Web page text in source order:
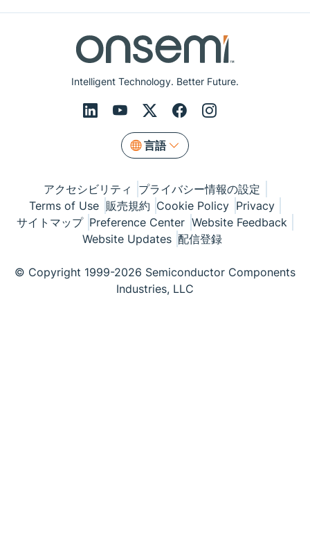
Intelligent Technology. Better Future.
言語
アクセシビリティ
プライバシー情報の設定
Terms of Use 販売規約 Cookie Policy Privacy
サイトマップ Preference Center Website Feedback
Website Updates 配信登録
© Copyright 1999-2026 Semiconductor Components
Industries, LLC